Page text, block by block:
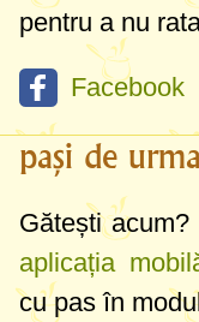
pentru a nu
Facebook
pași de
Gătești acum?
aplicația
cu pas în